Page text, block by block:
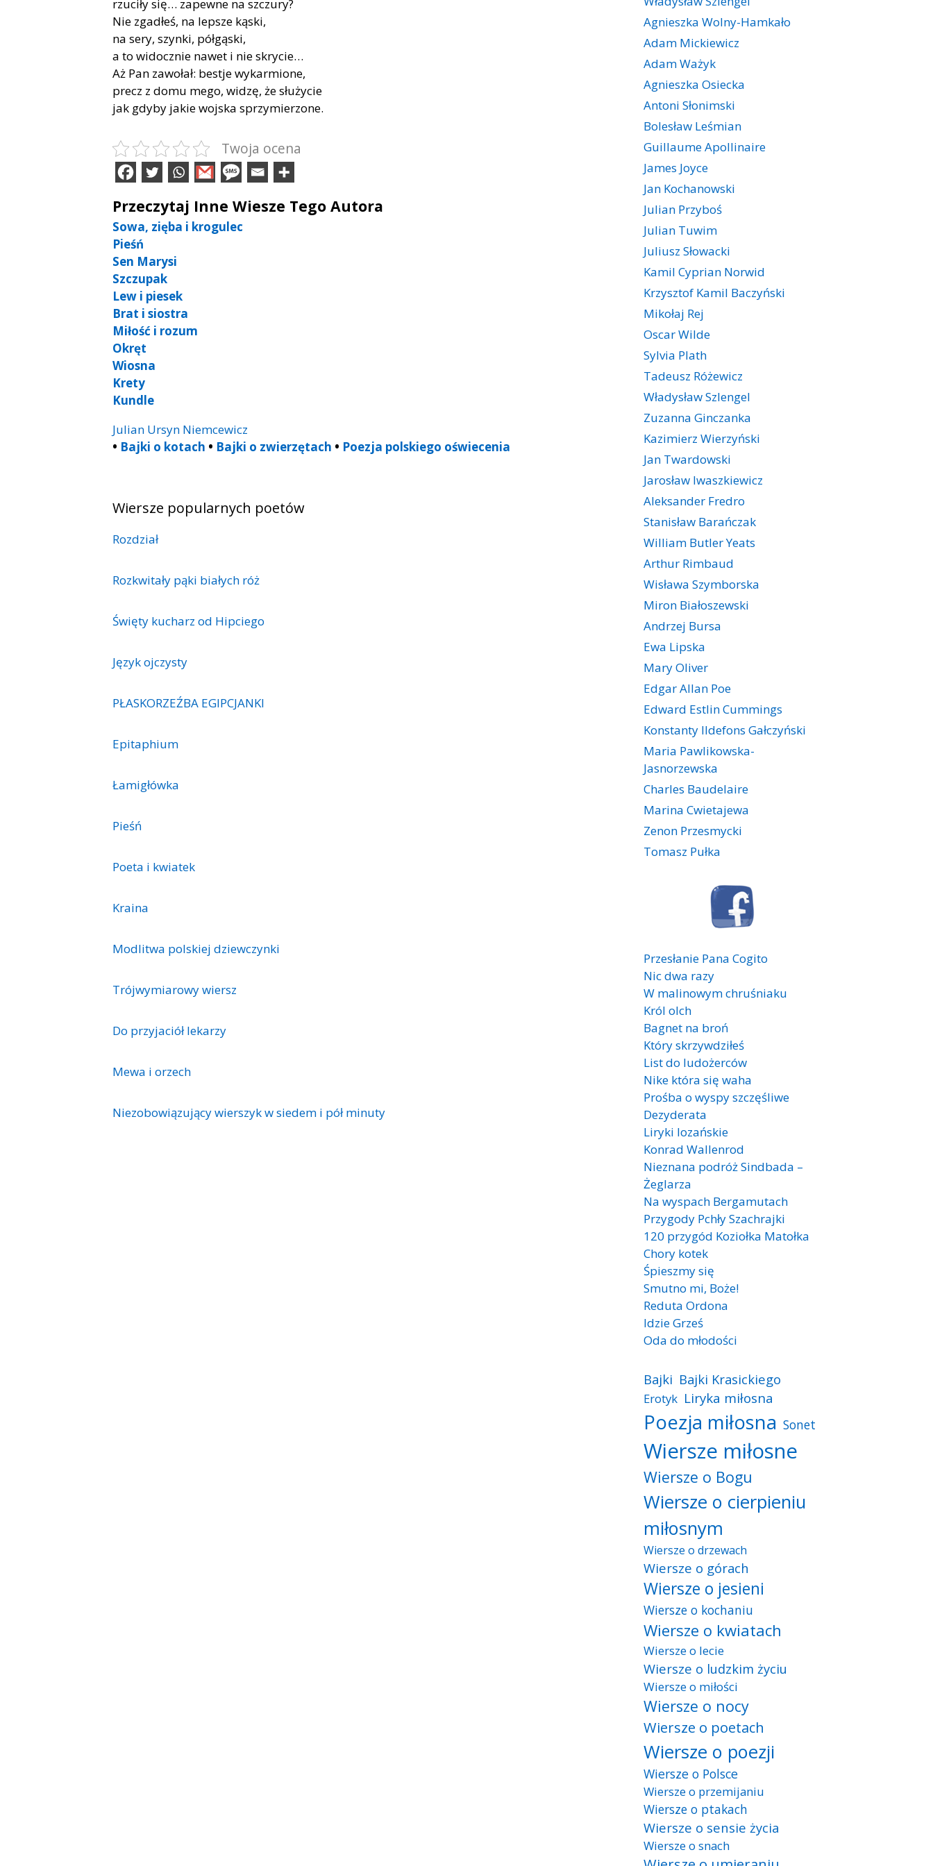
rzuciły się… zapewne na szczury?
Nie zgadłeś, na lepsze kąski,
na sery, szynki, półgąski,
a to widocznie nawet i nie skrycie…
Aż Pan zawołał: bestje wykarmione,
precz z domu mego, widzę, że służycie
jak gdyby jakie wojska sprzymierzone.
Twoja ocena
Przeczytaj Inne Wiesze Tego Autora
Sowa, zięba i krogulec
Pieśń
Sen Marysi
Szczupak
Lew i piesek
Brat i siostra
Miłość i rozum
Okręt
Wiosna
Krety
Kundle
Julian Ursyn Niemcewicz
• Bajki o kotach • Bajki o zwierzętach • Poezja polskiego oświecenia
Wiersze popularnych poetów
Rozdział
Rozkwitały pąki białych róż
Święty kucharz od Hipciego
Język ojczysty
PŁASKORZEŹBA EGIPCJANKI
Epitaphium
Łamigłówka
Pieśń
Poeta i kwiatek
Kraina
Modlitwa polskiej dziewczynki
Trójwymiarowy wiersz
Do przyjaciół lekarzy
Mewa i orzech
Niezobowiązujący wierszyk w siedem i pół minuty
Agnieszka Wolny-Hamkało
Adam Mickiewicz
Adam Ważyk
Agnieszka Osiecka
Antoni Słonimski
Bolesław Leśmian
Guillaume Apollinaire
James Joyce
Jan Kochanowski
Julian Przyboś
Julian Tuwim
Juliusz Słowacki
Kamil Cyprian Norwid
Krzysztof Kamil Baczyński
Mikołaj Rej
Oscar Wilde
Sylvia Plath
Tadeusz Różewicz
Władysław Szlengel
Zuzanna Ginczanka
Kazimierz Wierzyński
Jan Twardowski
Jarosław Iwaszkiewicz
Aleksander Fredro
Stanisław Barańczak
William Butler Yeats
Arthur Rimbaud
Wisława Szymborska
Miron Białoszewski
Andrzej Bursa
Ewa Lipska
Mary Oliver
Edgar Allan Poe
Edward Estlin Cummings
Konstanty Ildefons Gałczyński
Maria Pawlikowska-
Jasnorzewska
Charles Baudelaire
Marina Cwietajewa
Zenon Przesmycki
Tomasz Pułka
Przesłanie Pana Cogito
Nic dwa razy
W malinowym chruśniaku
Król olch
Bagnet na broń
Który skrzywdziłeś
List do ludożerców
Nike która się waha
Prośba o wyspy szczęśliwe
Dezyderata
Liryki lozańskie
Konrad Wallenrod
Nieznana podróż Sindbada –
Żeglarza
Na wyspach Bergamutach
Przygody Pchły Szachrajki
120 przygód Koziołka Matołka
Chory kotek
Śpieszmy się
Smutno mi, Boże!
Reduta Ordona
Idzie Grześ
Oda do młodości
Bajki Bajki Krasickiego
Erotyk Liryka miłosna
Poezja miłosna Sonet
Wiersze miłosne
Wiersze o Bogu
Wiersze o cierpieniu
miłosnym
Wiersze o drzewach
Wiersze o górach
Wiersze o jesieni
Wiersze o kochaniu
Wiersze o kwiatach
Wiersze o lecie
Wiersze o ludzkim życiu
Wiersze o miłości
Wiersze o nocy
Wiersze o poetach
Wiersze o poezji
Wiersze o Polsce
Wiersze o przemijaniu
Wiersze o ptakach
Wiersze o sensie życia
Wiersze o snach